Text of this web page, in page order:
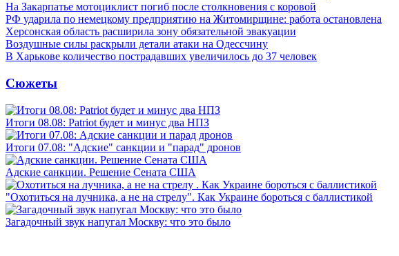
На Закарпатье мотоциклист погиб после столкновения с коровой
РФ ударила по немецкому предприятию на Житомирщине: работа остановлена
Херсонская область расширила зону обязательной эвакуации
Воздушные силы раскрыли детали атаки на Одессчину
В Харькове количество пострадавших увеличилось до 37 человек
Сюжеты
Итоги 08.08: Patriot будет и минус два НПЗ
Итоги 07.08: "Адские" санкции и "парад" дронов
Адские санкции. Решение Сената США
"Охотиться на лучника, а не на стрелу". Как Украине бороться с баллистикой
Загадочный звук напугал Москву: что это было